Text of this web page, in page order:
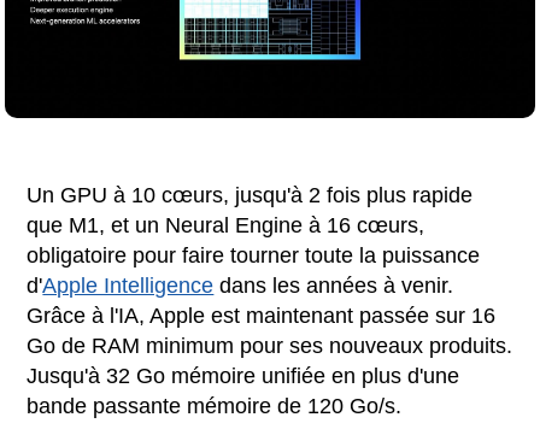
Un GPU à 10 cœurs, jusqu'à 2 fois plus rapide
que M1, et un Neural Engine à 16 cœurs,
obligatoire pour faire tourner toute la puissance
d'Apple Intelligence dans les années à venir.
Grâce à l'IA, Apple est maintenant passée sur 16
Go de RAM minimum pour ses nouveaux produits.
Jusqu'à 32 Go mémoire unifiée en plus d'une
bande passante mémoire de 120 Go/s.